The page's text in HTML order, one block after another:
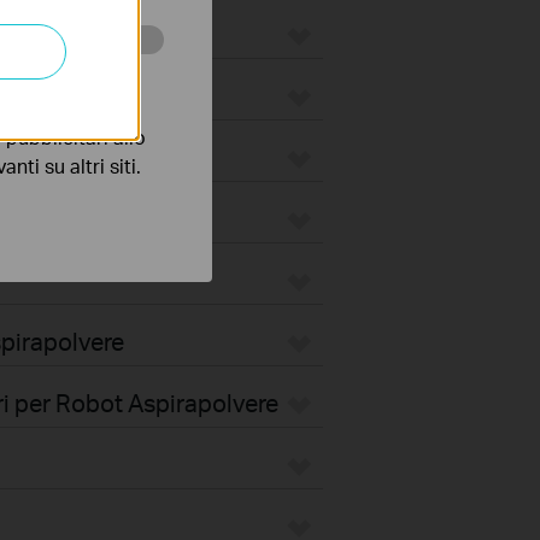
per Robot Aspirapolvere
di
pubblicitari allo
su altri siti.